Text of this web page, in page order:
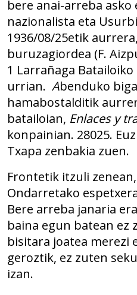
bere anai-arreba asko
nazionalista eta
1936/08/25etik
buruzagiordea (F.
1 Larrañaga
urrian. Abenduko
hamabostalditik
batailoian, Enlaces y
konpainian. 28025.
Txapa zenbakia zuen.
Frontetik itzuli
Ondarretako
Bere arreba janaria
baina egun batean ez
bisitara joatea merezi
geroztik, ez zuten
izan.